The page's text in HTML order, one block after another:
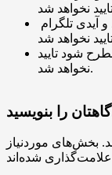
شود تایید
نخواهد شد.
را بنویسید
بخش‌های موردنیاز